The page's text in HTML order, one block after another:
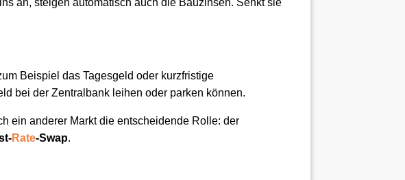
an, steigen automatisch auch die Bauzinsen. Senkt sie
Beispiel das Tagesgeld oder kurzfristige
bei der Zentralbank leihen oder parken können.
ein anderer Markt die entscheidende Rolle: der
Rate-Swap.